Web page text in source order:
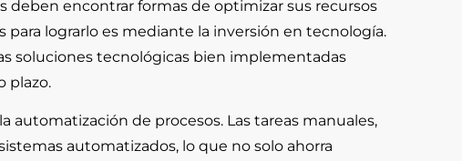
encontrar formas de optimizar sus recursos
lograrlo es mediante la inversión en tecnología.
soluciones tecnológicas bien implementadas
plazo.
automatización de procesos. Las tareas manuales,
automatizados, lo que no solo ahorra